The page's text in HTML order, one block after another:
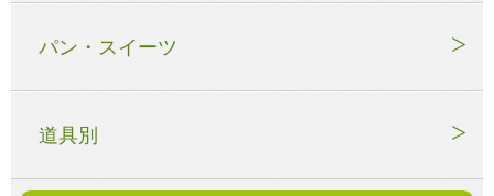
パン・スイーツ
道具別